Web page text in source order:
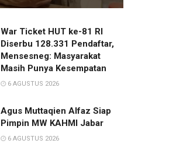
War Ticket HUT ke-81 RI
Diserbu 128.331 Pendaftar,
Mensesneg: Masyarakat
Masih Punya Kesempatan
6 AGUSTUS 2026
Agus Muttaqien Alfaz Siap
Pimpin MW KAHMI Jabar
6 AGUSTUS 2026